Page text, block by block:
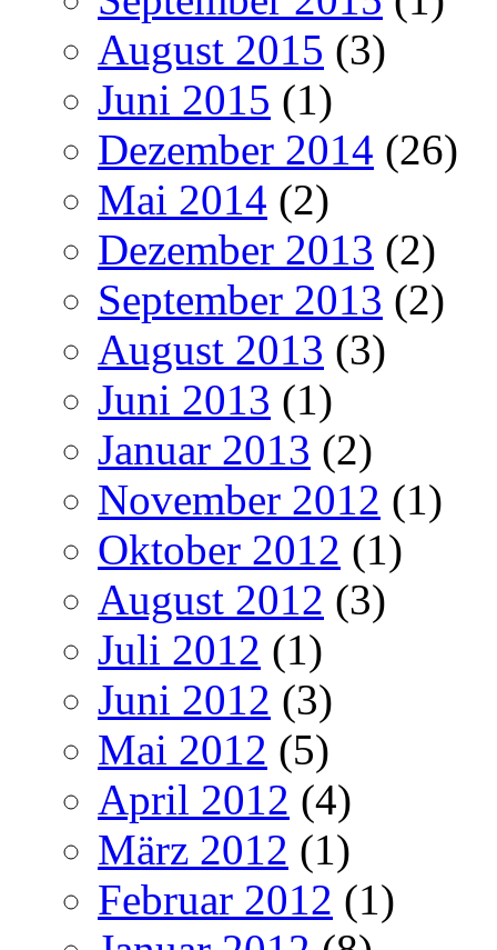
August 2015 (3)
Juni 2015 (1)
Dezember 2014 (26)
Mai 2014 (2)
Dezember 2013 (2)
September 2013 (2)
August 2013 (3)
Juni 2013 (1)
Januar 2013 (2)
November 2012 (1)
Oktober 2012 (1)
August 2012 (3)
Juli 2012 (1)
Juni 2012 (3)
Mai 2012 (5)
April 2012 (4)
März 2012 (1)
Februar 2012 (1)